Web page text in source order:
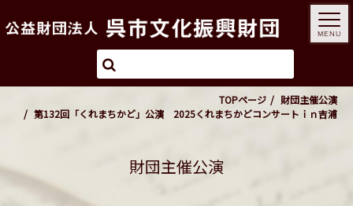
TOPページ
財団主催公演
第132回「くれまちかど」公演 2025くれまちかどコンサートｉｎ吉浦
財団主催公演
MENU